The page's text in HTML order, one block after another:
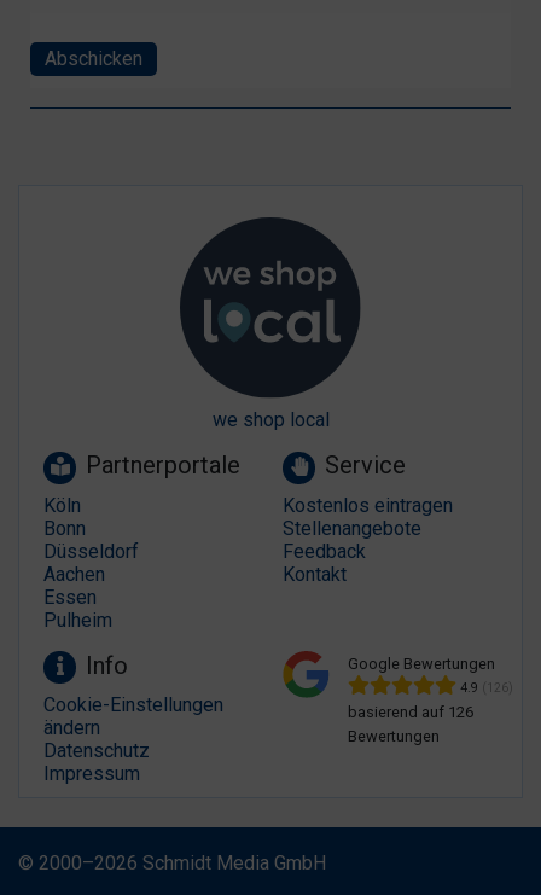
Abschicken
we shop local
Partnerportale
Köln
Bonn
Düsseldorf
Aachen
Essen
Pulheim
Service
Kostenlos eintragen
Stellenangebote
Feedback
Kontakt
Info
Cookie-Einstellungen
ändern
Datenschutz
Impressum
Google Bewertungen
4.9 (126)
basierend auf 126
Bewertungen
© 2000–2026 Schmidt Media GmbH